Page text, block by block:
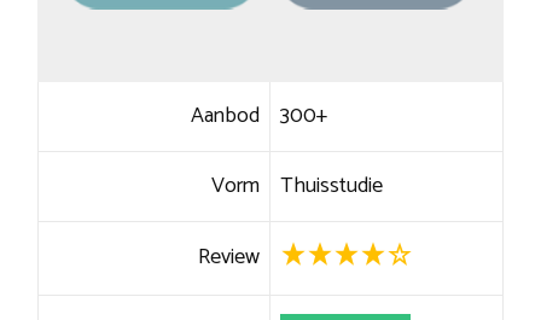
Aanbod 300+
Vorm Thuisstudie
Review